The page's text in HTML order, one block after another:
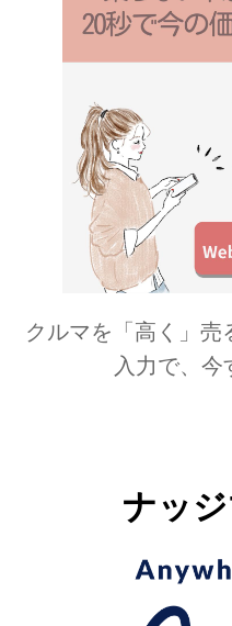
epee(ブー
ペ)
クルマを「高く」売
入力で、今
ナッ